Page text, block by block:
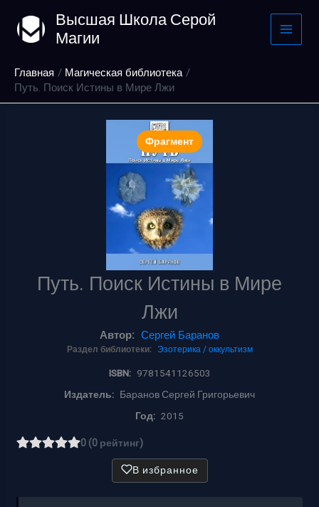
содержимому
Высшая Школа Серой
Магии
Главная
Магическая библиотека
Путь. Поиск Истины в Мире Лжи
Фрагмент
Путь. Поиск Истины в Мире
Лжи
Автор: Сергей Баранов
Раздел библиотеки: Эзотерика / оккультизм
ISBN: 9781541126503
Издатель: Баранов Сергей Григорьевич
Год: 2015
0 (0 рейтинг)
В избранное